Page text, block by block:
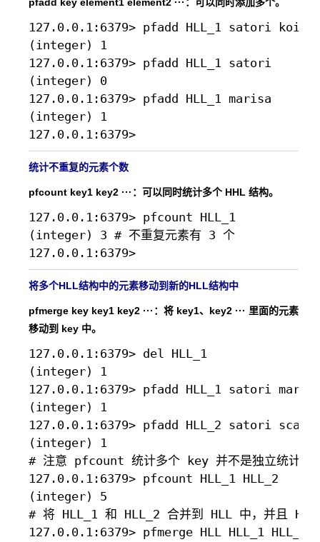
127.0.0.1:6379> pfadd HLL_1 satori
(integer) 1
127.0.0.1:6379> pfadd HLL_1 satori
(integer) 0
127.0.0.1:6379> pfadd HLL_1 marisa
(integer) 1
统计不重复的元素个数
pfcount key1 key2 ···：可以同时统计多个 HHL 结构。
127.0.0.1:6379> pfcount HLL_1
(integer) 3 # 不重复元素有 3 个
将多个HLL结构中的元素移动到新的HLL结构中
pfmerge key key1 key2 ···：将 key1、key2 ··· 里面的元素
移动到 key 中。
127.0.0.1:6379> del HLL_1
(integer) 1
127.0.0.1:6379> pfadd HLL_1 satori
(integer) 1
127.0.0.1:6379> pfadd HLL_2 satori
(integer) 1
# 注意 pfcount 统计多个 key 并不是独立统计，
127.0.0.1:6379> pfcount HLL_1 HLL_2
(integer) 5
# 将 HLL_1 和 HLL_2 合并到 HLL 中，并且
127.0.0.1:6379> pfmerge HLL HLL_1 HLL_2